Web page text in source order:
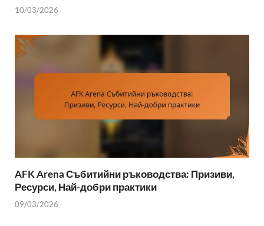
10/03/2026
AFK Arena Събитийни ръководства: Призиви,
Ресурси, Най-добри практики
09/03/2026